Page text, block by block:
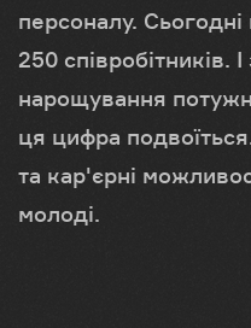
персоналу.
250 співробітників.
нарощування
ця цифра
та кар'єрні
молоді.